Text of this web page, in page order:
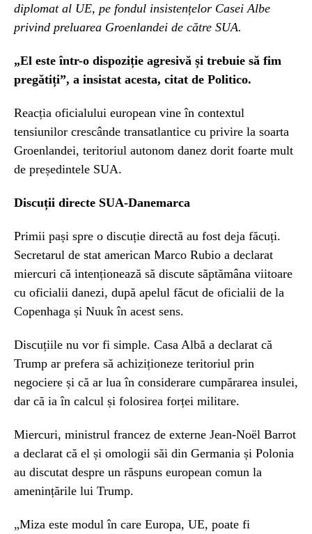
diplomat al UE, pe fondul insistențelor Casei Albe
privind preluarea Groenlandei de către SUA.
„El este într-o dispoziție agresivă și trebuie să fim
pregătiți”, a insistat acesta, citat de Politico.
Reacția oficialului european vine în contextul
tensiunilor crescânde transatlantice cu privire la soarta
Groenlandei, teritoriul autonom danez dorit foarte mult
de președintele SUA.
Discuții directe SUA-Danemarca
Primii pași spre o discuție directă au fost deja făcuți.
Secretarul de stat american Marco Rubio a declarat
miercuri că intenționează să discute săptămâna viitoare
cu oficialii danezi, după apelul făcut de oficialii de la
Copenhaga și Nuuk în acest sens.
Discuțiile nu vor fi simple. Casa Albă a declarat că
Trump ar prefera să achiziționeze teritoriul prin
negociere și că ar lua în considerare cumpărarea insulei,
dar că ia în calcul și folosirea forței militare.
Miercuri, ministrul francez de externe Jean-Noël Barrot
a declarat că el și omologii săi din Germania și Polonia
au discutat despre un răspuns european comun la
amenințările lui Trump.
„Miza este modul în care Europa, UE, poate fi